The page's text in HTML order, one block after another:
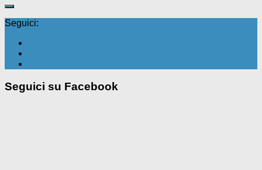
Seguici:
Seguici su Facebook